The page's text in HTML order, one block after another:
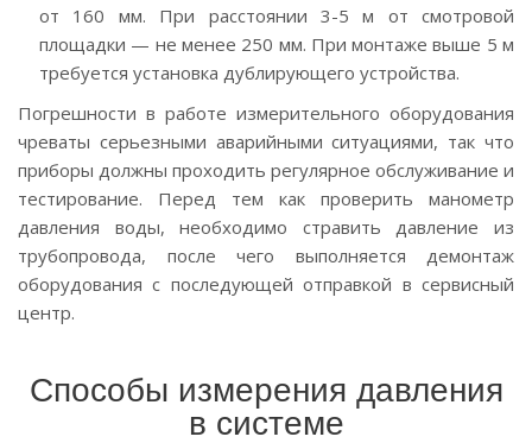
от 160 мм. При расстоянии 3-5 м от смотровой
площадки — не менее 250 мм. При монтаже выше 5 м
требуется установка дублирующего устройства.
Погрешности в работе измерительного оборудования
чреваты серьезными аварийными ситуациями, так что
приборы должны проходить регулярное обслуживание и
тестирование. Перед тем как проверить манометр
давления воды, необходимо стравить давление из
трубопровода, после чего выполняется демонтаж
оборудования с последующей отправкой в сервисный
центр.
Способы измерения давления
в системе